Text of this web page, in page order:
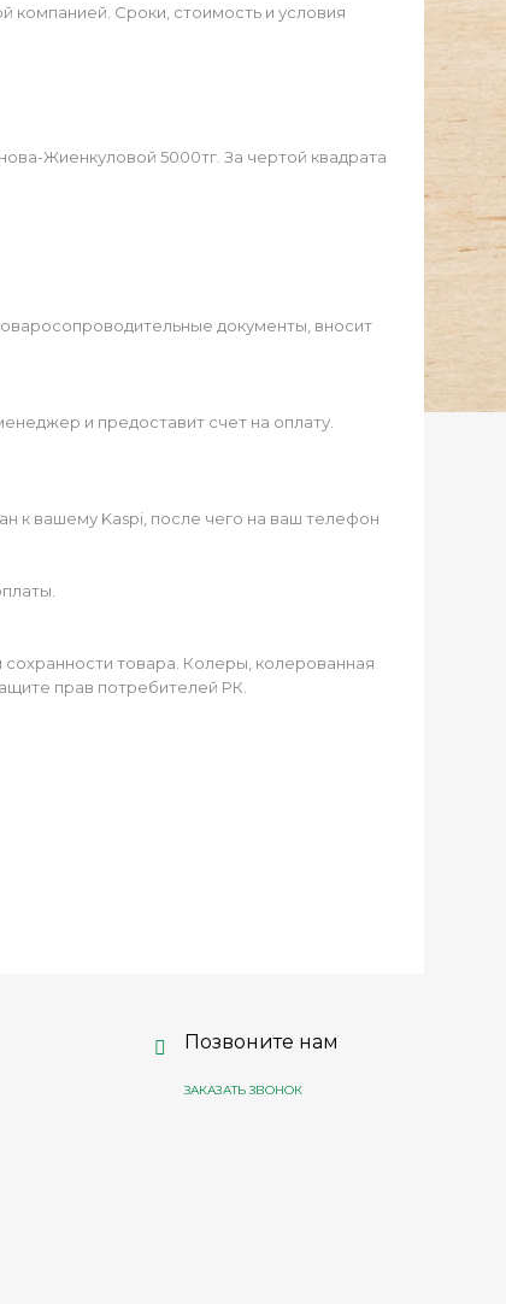
компанией. Сроки, стоимость и условия
Жиенкуловой 5000тг. За чертой квадрата
документы, вносит
и предоставит счет на оплату.
к вашему Kaspi, после чего на ваш телефон
сохранности товара. Колеры, колерованная
прав потребителей РК.
Позвоните нам
ЗАКАЗАТЬ ЗВОНОК